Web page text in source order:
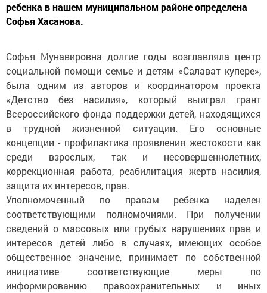
ребенка в нашем муниципальном районе определена
Софья Хасанова.
Софья Мунавировна долгие годы возглавляла центр
социальной помощи семье и детям «Салават купере»,
была одним из авторов и координатором проекта
«Детство без насилия», который выиграл грант
Всероссийского фонда поддержки детей, находящихся
в трудной жизненной ситуации. Его основные
концепции - профилактика проявления жестокости как
среди взрослых, так и несовершеннолетних,
коррекционная работа, реабилитация жертв насилия,
защита их интересов, прав.
Уполномоченный по правам ребенка наделен
соответствующими полномочиями. При получении
сведений о массовых или грубых нарушениях прав и
интересов детей либо в случаях, имеющих особое
общественное значение, принимает по собственной
инициативе соответствующие меры по
информированию правоохранительных и иных